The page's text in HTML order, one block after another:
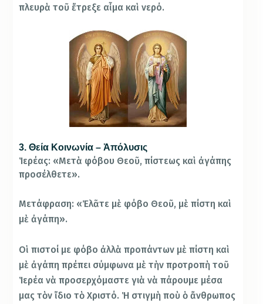
πλευρὰ τοῦ ἔτρεξε αἷμα καὶ νερό.
3. Θεία Κοινωνία – Ἀπόλυσις
Ἱερέας: «Μετὰ φόβου Θεοῦ, πίστεως καὶ ἀγάπης
προσέλθετε».
Μετάφραση: «Ἐλᾶτε μὲ φόβο Θεοῦ, μὲ πίστη καὶ
μὲ ἀγάπη».
Οἱ πιστοί με φόβο ἀλλὰ προπάντων μὲ πίστη καὶ
μὲ ἀγάπη πρέπει σύμφωνα μὲ τὴν προτροπὴ τοῦ
Ἱερέα νὰ προσερχόμαστε γιὰ νὰ πάρουμε μέσα
μας τὸν ἴδιο τὸ Χριστό. Ἡ στιγμὴ ποὺ ὁ ἄνθρωπος